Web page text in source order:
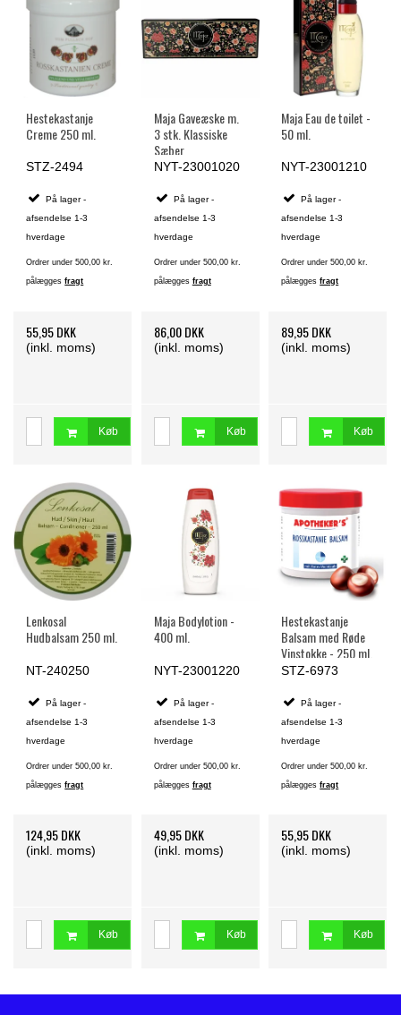
Hestekastanje
Creme 250 ml.
STZ-2494
På lager -
afsendelse 1-3
hverdage
Ordrer under 500,00 kr.
pålæggesfragt
55,95 DKK
(inkl. moms)
Køb
Maja Gaveæske m.
3 stk. Klassiske
Sæber
NYT-23001020
På lager -
afsendelse 1-3
hverdage
Ordrer under 500,00 kr.
pålægges fragt
86,00 DKK
(inkl. moms)
Køb
Maja Eau de toilet -
50 ml.
NYT-23001210
På lager -
afsendelse 1-3
hverdage
Ordrer under 500,00 kr.
pålæggesfragt
89,95 DKK
(inkl. moms)
Køb
Lenkosal
Hudbalsam 250 ml.
NT-240250
På lager -
afsendelse 1-3
hverdage
Ordrer under 500,00 kr.
pålæggesfragt
124,95 DKK
(inkl. moms)
Køb
Maja Bodylotion -
400 ml.
NYT-23001220
På lager -
afsendelse 1-3
hverdage
Ordrer under 500,00 kr.
pålægges fragt
49,95 DKK
(inkl. moms)
Køb
Hestekastanje
Balsam med Røde
Vinstokke - 250 ml.
STZ-6973
På lager -
afsendelse 1-3
hverdage
Ordrer under 500,00 kr.
pålæggesfragt
55,95 DKK
(inkl. moms)
Køb